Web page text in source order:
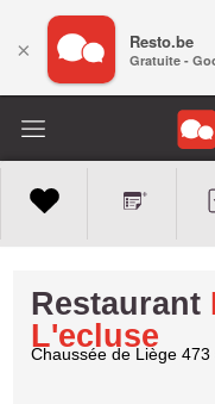
Restaurant
L'ecluse
Chaussée de Liège 473
× Resto.be
Gratuite -